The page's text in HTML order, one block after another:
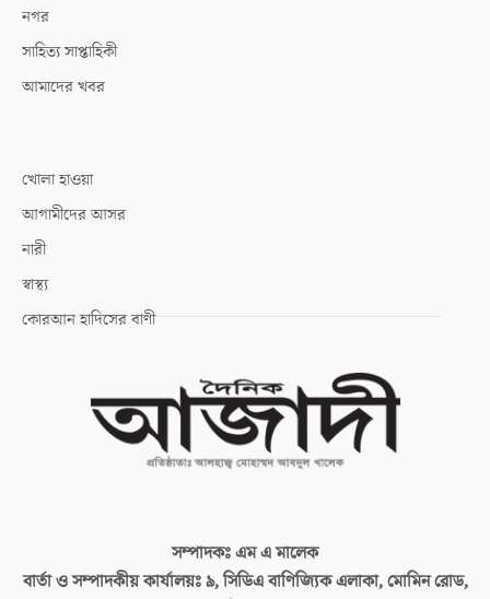
নগর
সাহিত্য সাপ্তাহিকী
আমাদের খবর
খোলা হাওয়া
আগামীদের আসর
নারী
স্বাস্থ্য
কোরআন হাদিসের বাণী
সম্পাদকঃএম এ মালেক
বার্তা ও সম্পাদকীয় কার্যালয়ঃ৯, সিডিএ বাণিজ্যিক এলাকা, মোমিন রোড,